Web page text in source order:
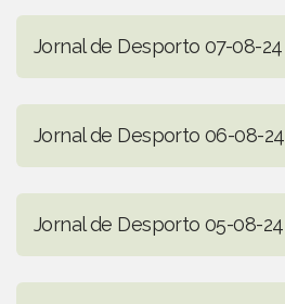
Jornal de Desporto 07-08-24
Jornal de Desporto 06-08-24
Jornal de Desporto 05-08-24